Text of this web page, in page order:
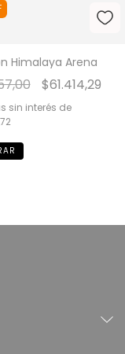
Himalaya Arena
$61.414,29
sin interés de